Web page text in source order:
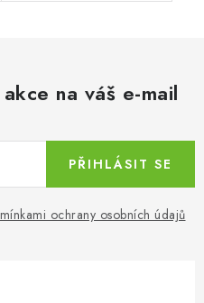
na váš e-mail
ochrany osobních údajů
PŘIHLÁSIT SE